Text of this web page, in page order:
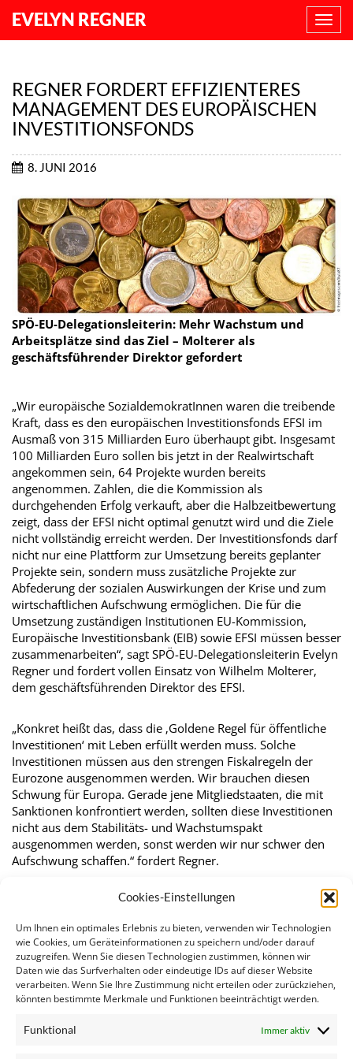
Cookies-Einstellungen
Um Ihnen ein optimales Erlebnis zu bieten, verwenden wir Technologien
wie Cookies, um Geräteinformationen zu speichern und/oder darauf
zuzugreifen. Wenn Sie diesen Technologien zustimmen, können wir
Daten wie das Surfverhalten oder eindeutige IDs auf dieser Website
verarbeiten. Wenn Sie Ihre Zustimmung nicht erteilen oder zurückziehen,
könnten bestimmte Merkmale und Funktionen beeinträchtigt werden.
Funktional Immer aktiv
EVELYN REGNER
REGNER FORDERT EFFIZIENTERES
MANAGEMENT DES EUROPÄISCHEN
INVESTITIONSFONDS
8. JUNI 2016
SPÖ-EU-Delegationsleiterin: Mehr Wachstum und
Arbeitsplätze sind das Ziel – Molterer als
geschäftsführender Direktor gefordert
„Wir europäische SozialdemokratInnen waren die treibende
Kraft, dass es den europäischen Investitionsfonds EFSI im
Ausmaß von 315 Milliarden Euro überhaupt gibt. Insgesamt
100 Milliarden Euro sollen bis jetzt in der Realwirtschaft
angekommen sein, 64 Projekte wurden bereits
angenommen. Zahlen, die die Kommission als
durchgehenden Erfolg verkauft, aber die Halbzeitbewertung
zeigt, dass der EFSI nicht optimal genutzt wird und die Ziele
nicht vollständig erreicht werden. Der Investitionsfonds darf
nicht nur eine Plattform zur Umsetzung bereits geplanter
Projekte sein, sondern muss zusätzliche Projekte zur
Abfederung der sozialen Auswirkungen der Krise und zum
wirtschaftlichen Aufschwung ermöglichen. Die für die
Umsetzung zuständigen Institutionen EU-Kommission,
Europäische Investitionsbank (EIB) sowie EFSI müssen besser
zusammenarbeiten“, sagt SPÖ-EU-Delegationsleiterin Evelyn
Regner und fordert vollen Einsatz von Wilhelm Molterer,
dem geschäftsführenden Direktor des EFSI.
„Konkret heißt das, dass die ‚Goldene Regel für öffentliche
Investitionen‘ mit Leben erfüllt werden muss. Solche
Investitionen müssen aus den strengen Fiskalregeln der
Eurozone ausgenommen werden. Wir brauchen diesen
Schwung für Europa. Gerade jene Mitgliedstaaten, die mit
Sanktionen konfrontiert werden, sollten diese Investitionen
nicht aus dem Stabilitäts- und Wachstumspakt
ausgenommen werden, sonst werden wir nur schwer den
Aufschwung schaffen.“ fordert Regner.
Ähnliche Artikel:
Frauen in Führungspositionen
Halbzeitbewertung der EU-Investitionsoffensive
Junckers Investitionsplan
Investitionen in Europa ankurbeln
Regner/Freund: Investitionsfonds muss intelligentes…
EU-Parlament stellt Weichen für Investitionsfonds